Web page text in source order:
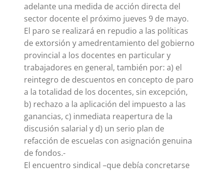
adelante una medida de acción directa del
sector docente el próximo jueves 9 de mayo.
El paro se realizará en repudio a las políticas
de extorsión y amedrentamiento del gobierno
provincial a los docentes en particular y
trabajadores en general, también por: a) el
reintegro de descuentos en concepto de paro
a la totalidad de los docentes, sin excepción,
b) rechazo a la aplicación del impuesto a las
ganancias, c) inmediata reapertura de la
discusión salarial y d) un serio plan de
refacción de escuelas con asignación genuina
de fondos.-
El encuentro sindical –que debía concretarse